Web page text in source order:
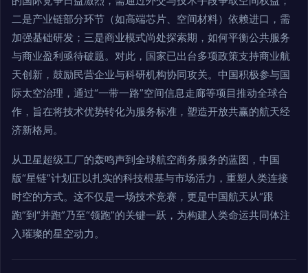
二是产业链部分环节（如高端芯片、空间材料）依赖进口，需
加强基础研发；三是商业模式尚处探索期，如何平衡公共服务
与商业盈利亟待破题。对此，国家已出台多项政策支持商业航
天创新，鼓励民营企业与科研机构协同攻关。中国积极参与国
际太空治理，通过“一带一路”空间信息走廊等项目推动全球合
作，旨在将技术优势转化为服务标准，塑造开放共赢的航天经
济新格局。
从卫星超级工厂的轰鸣声到全球航空商务服务的蓝图，中国
版“星链”计划正以扎实的科技根基与市场活力，重塑人类连接
时空的方式。这不仅是一场技术竞赛，更是中国航天从“跟
跑”到“并跑”乃至“领跑”的关键一跃，为构建人类命运共同体注
入璀璨的星空动力。